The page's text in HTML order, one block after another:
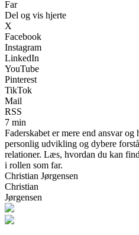
Far
Del og vis hjerte
X
Facebook
Instagram
LinkedIn
YouTube
Pinterest
TikTok
Mail
RSS
7 min
Faderskabet er mere end ansvar og
personlig udvikling og dybere
relationer. Læs, hvordan du kan
i rollen som far.
Christian Jørgensen
Christian
Jørgensen